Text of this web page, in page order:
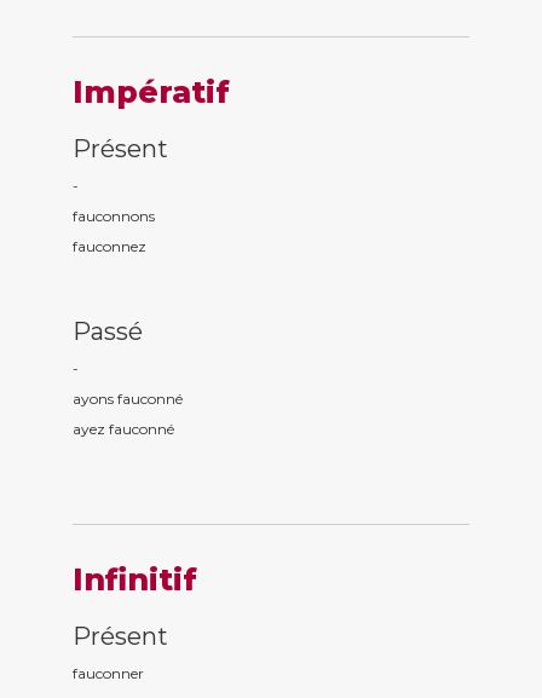
Impératif
Présent
-
fauconnons
fauconnez
Passé
-
ayons fauconné
ayez fauconné
Infinitif
Présent
fauconner